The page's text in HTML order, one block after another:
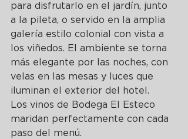
para disfrutarlo en el jardín, junto
a la pileta, o servido en la amplia
galería estilo colonial con vista a
los viñedos. El ambiente se torna
más elegante por las noches, con
velas en las mesas y luces que
iluminan el exterior del hotel.
Los vinos de Bodega El Esteco
maridan perfectamente con cada
paso del menú.